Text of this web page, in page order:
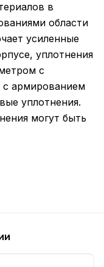
в
области
усиленные
уплотнения
с
с армированием
уплотнения.
могут быть